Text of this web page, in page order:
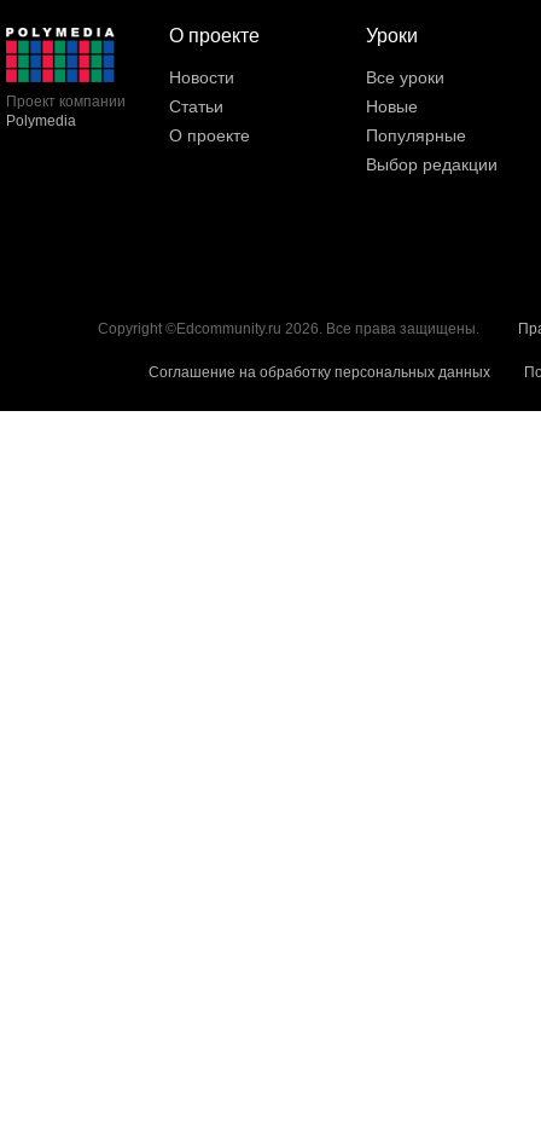
Проект компании
Polymedia
О проекте
Новости
Статьи
О проекте
Уроки
Все уроки
Новые
Популярные
Выбор редакции
Copyright ©Edcommunity.ru 2026. Все права защищены.
Соглашение на обработку персональных данных